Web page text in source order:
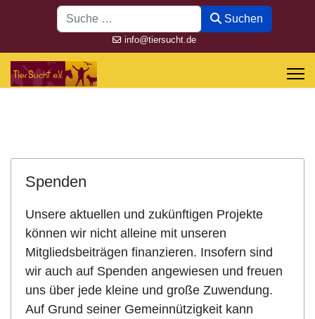
Suchen
info@tiersucht.de
Spenden
Unsere aktuellen und zukünftigen Projekte
können wir nicht alleine mit unseren
Mitgliedsbeiträgen finanzieren. Insofern sind
wir auch auf Spenden angewiesen und freuen
uns über jede kleine und große Zuwendung.
Auf Grund seiner Gemeinnützigkeit kann